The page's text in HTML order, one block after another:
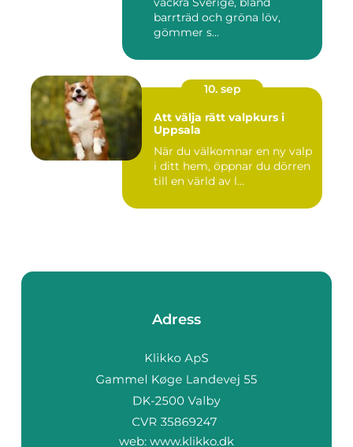
barrträd och gröna löv,
gömmer s...
10. sep
Att välja rätt valpkurs i
Uppsala
När du välkomnar en ny valp
i ditt hem, öppnar du dörren
till en värld av l...
Adress
web: www.klikko.dk